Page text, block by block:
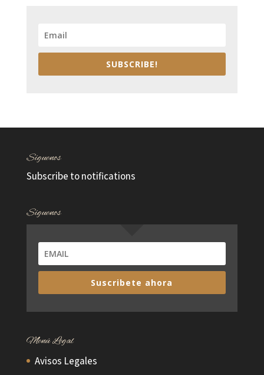
SUBSCRIBE!
Síguenos
Subscribe to notifications
Síguenos
Suscribete ahora
Menú Legal
Avisos Legales